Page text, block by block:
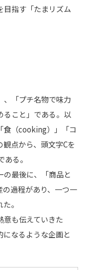
目指す「たまリズム
、「プチ名物で味力
ること」である。以
食（cooking）」「コ
点から、頭文字Cを
る。
の最後に、「商品と
過程があり、一つ一
。
意も伝えていきた
になるような企画と